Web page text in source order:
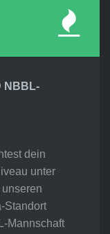
NBBL-
dein
unter
Standort
Mannschaft